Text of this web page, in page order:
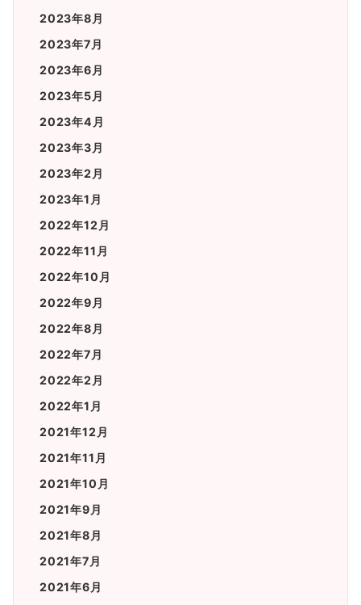
2023年8月
2023年7月
2023年6月
2023年5月
2023年4月
2023年3月
2023年2月
2023年1月
2022年12月
2022年11月
2022年10月
2022年9月
2022年8月
2022年7月
2022年2月
2022年1月
2021年12月
2021年11月
2021年10月
2021年9月
2021年8月
2021年7月
2021年6月